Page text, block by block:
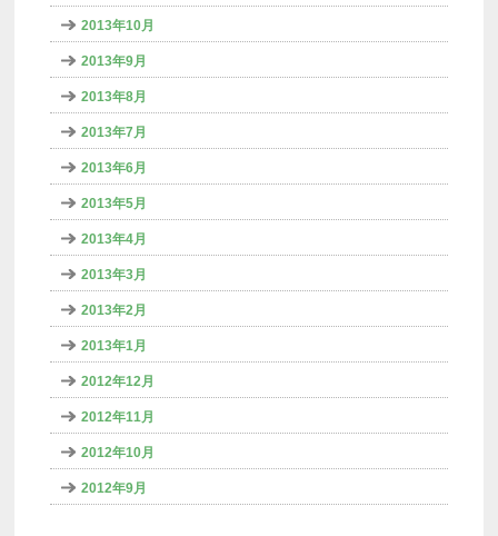
2013年10月
2013年9月
2013年8月
2013年7月
2013年6月
2013年5月
2013年4月
2013年3月
2013年2月
2013年1月
2012年12月
2012年11月
2012年10月
2012年9月